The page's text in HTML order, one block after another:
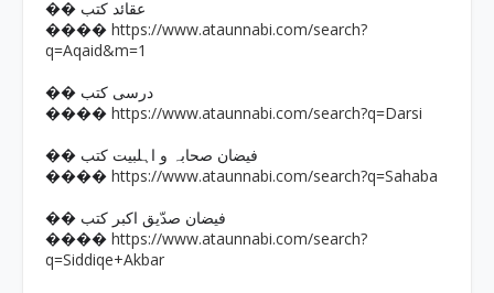
�� عقائد کتب
���� https://www.ataunnabi.com/search?
q=Aqaid&m=1
�� درسی کتب
���� https://www.ataunnabi.com/search?q=Darsi
�� فیضان صحابہ و اہلبیت کتب
���� https://www.ataunnabi.com/search?q=Sahaba
�� فیضان صدّیق اکبر کتب
���� https://www.ataunnabi.com/search?
q=Siddiqe+Akbar